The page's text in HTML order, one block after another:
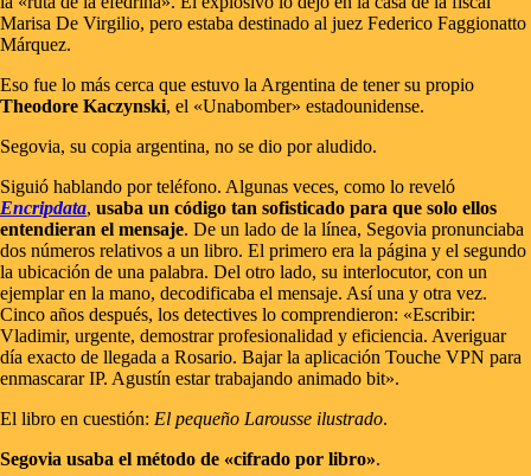
Marisa De Virgilio, pero estaba destinado al juez Federico Faggionatto
Márquez.
Eso fue lo más cerca que estuvo la Argentina de tener su propio
Theodore Kaczynski, el «Unabomber» estadounidense.
Segovia, su copia argentina, no se dio por aludido.
Siguió hablando por teléfono. Algunas veces, como lo reveló
Encripdata, usaba un código tan sofisticado para que solo ellos
entendieran el mensaje. De un lado de la línea, Segovia pronunciaba
dos números relativos a un libro. El primero era la página y el segundo
la ubicación de una palabra. Del otro lado, su interlocutor, con un
ejemplar en la mano, decodificaba el mensaje. Así una y otra vez.
Cinco años después, los detectives lo comprendieron: «Escribir:
Vladimir, urgente, demostrar profesionalidad y eficiencia. Averiguar
día exacto de llegada a Rosario. Bajar la aplicación Touche VPN para
enmascarar IP. Agustín estar trabajando animado bit».
El libro en cuestión: El pequeño Larousse ilustrado.
Segovia usaba el método de «cifrado por libro».